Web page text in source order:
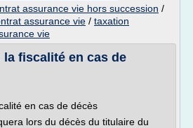
assurance vie hors succession /
assurance vie / taxation
vie
fiscalité en cas de
en cas de décès
lors du décès du titulaire du